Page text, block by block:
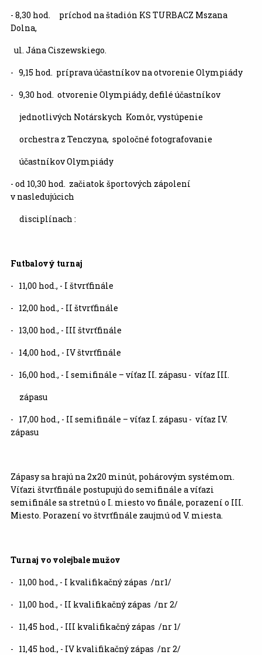
- 8,30 hod. príchod na štadión KS TURBACZ Mszana
Dolna,
ul. Jána Ciszewskiego.
- 9,15 hod. príprava účastníkov na otvorenie Olympiády
- 9,30 hod. otvorenie Olympiády, defilé účastníkov
jednotlivých Notárskych Komôr, vystúpenie
orchestra z Tenczyna, spoločné fotografovanie
účastníkov Olympiády
- od 10,30 hod. začiatok športových zápolení
v nasledujúcich
disciplínach :
Futbalový turnaj
- 11,00 hod., - I štvrťfinále
- 12,00 hod., - II štvrťfinále
- 13,00 hod., - III štvrťfinále
- 14,00 hod., - IV štvrťfinále
- 16,00 hod., - I semifinále – víťaz II. zápasu - víťaz III.
zápasu
- 17,00 hod., - II semifinále – víťaz I. zápasu - víťaz IV.
zápasu
Zápasy sa hrajú na 2x20 minút, pohárovým systémom.
Víťazi štvrťfinále postupujú do semifinále a víťazi
semifinále sa stretnú o I. miesto vo finále, porazení o III.
Miesto. Porazení vo štvrťfinále zaujmú od V. miesta.
Turnaj vo volejbale mužov
- 11,00 hod., - I kvalifikačný zápas /nr1/
- 11,00 hod., - II kvalifikačný zápas /nr 2/
- 11,45 hod., - III kvalifikačný zápas /nr 1/
- 11,45 hod., - IV kvalifikačný zápas /nr 2/